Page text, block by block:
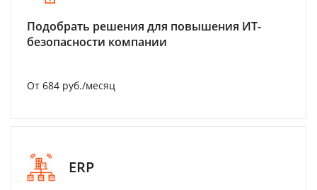
Подобрать решения для повышения ИТ-
безопасности компании
От 684 руб./месяц
ERP